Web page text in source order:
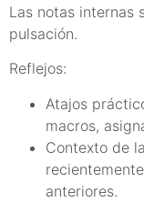
Las notas internas
pulsación.
Reflejos:
Atajos
macros,
Contexto de
anteriores.